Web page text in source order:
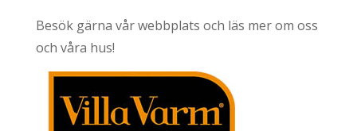
Besök gärna vår webbplats och läs mer om oss
och våra hus!